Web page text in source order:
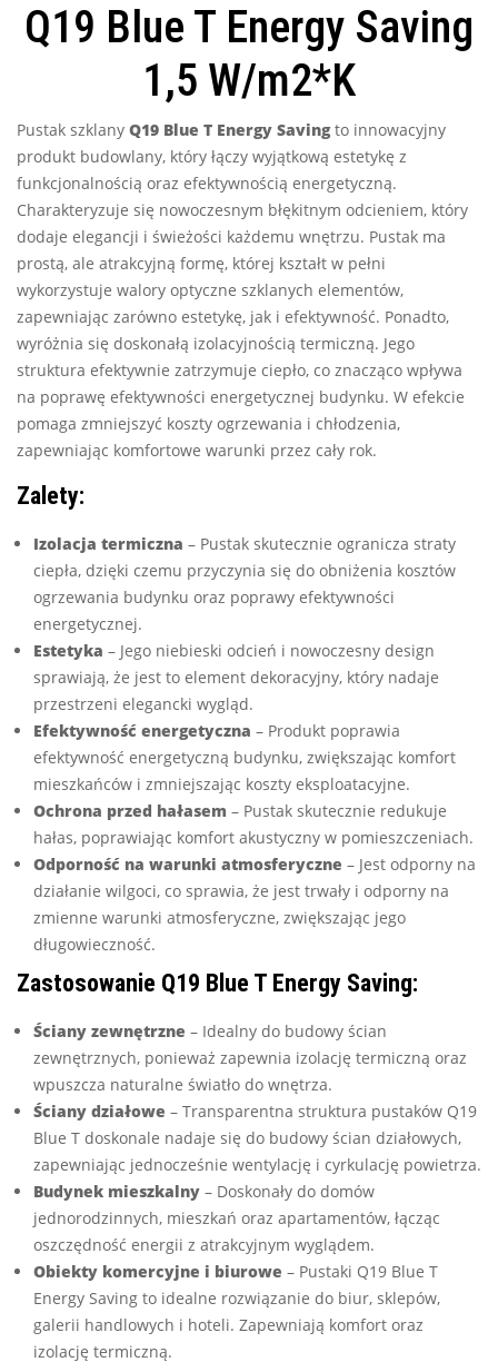
Q19 Blue T Energy Saving
1,5 W/m2*K
Pustak szklany Q19 Blue T Energy Savingto innowacyjny
produkt budowlany, który łączy wyjątkową estetykę z
funkcjonalnością oraz efektywnością energetyczną.
Charakteryzuje się nowoczesnym błękitnym odcieniem, który
dodaje elegancji i świeżości każdemu wnętrzu. Pustak ma
prostą, ale atrakcyjną formę, której kształt w pełni
wykorzystuje walory optyczne szklanych elementów,
zapewniając zarówno estetykę, jak i efektywność. Ponadto,
wyróżnia się doskonałą izolacyjnością termiczną. Jego
struktura efektywnie zatrzymuje ciepło, co znacząco wpływa
na poprawę efektywności energetycznej budynku. W efekcie
pomaga zmniejszyć koszty ogrzewania i chłodzenia,
zapewniając komfortowe warunki przez cały rok.
Zalety:
Izolacja termiczna – Pustak skutecznie ogranicza straty
ciepła, dzięki czemu przyczynia się do obniżenia kosztów
ogrzewania budynku oraz poprawy efektywności
energetycznej.
Estetyka – Jego niebieski odcień i nowoczesny design
sprawiają, że jest to element dekoracyjny, który nadaje
przestrzeni elegancki wygląd.
Efektywność energetyczna – Produkt poprawia
efektywność energetyczną budynku, zwiększając komfort
mieszkańców i zmniejszając koszty eksploatacyjne.
Ochrona przed hałasem – Pustak skutecznie redukuje
hałas, poprawiając komfort akustyczny w pomieszczeniach.
Odporność na warunki atmosferyczne – Jest odporny na
działanie wilgoci, co sprawia, że jest trwały i odporny na
zmienne warunki atmosferyczne, zwiększając jego
długowieczność.
Zastosowanie Q19 Blue T Energy Saving:
Ściany zewnętrzne – Idealny do budowy ścian
zewnętrznych, ponieważ zapewnia izolację termiczną oraz
wpuszcza naturalne światło do wnętrza.
Ściany działowe – Transparentna struktura pustaków Q19
Blue T doskonale nadaje się do budowy ścian działowych,
zapewniając jednocześnie wentylację i cyrkulację powietrza.
Budynek mieszkalny – Doskonały do domów
jednorodzinnych, mieszkań oraz apartamentów, łącząc
oszczędność energii z atrakcyjnym wyglądem.
Obiekty komercyjne i biurowe – Pustaki Q19 Blue T
Energy Saving to idealne rozwiązanie do biur, sklepów,
galerii handlowych i hoteli. Zapewniają komfort oraz
izolację termiczną.